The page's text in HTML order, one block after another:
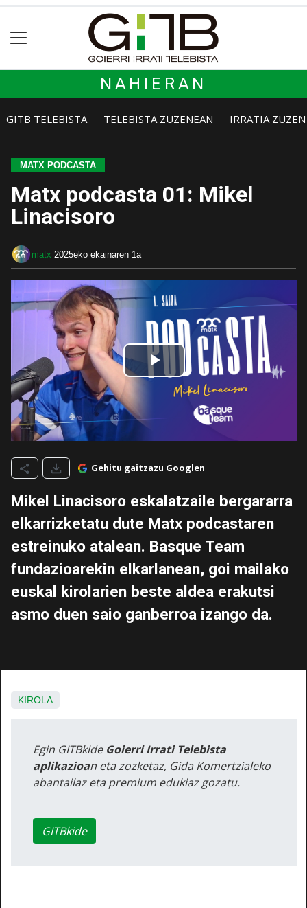
NAHIERAN
GITB TELEBISTA TELEBISTA ZUZENEAN IRRATIA
MATX PODCASTA
Matx podcasta 01: Mikel
Linacisoro
matx 2025eko ekainaren 1a
Gehitu gaitzazu Googlen
Mikel Linacisoro eskalatzaile bergararra
elkarrizketatu dute Matx podcastaren
estreinuko atalean. Basque Team
fundazioarekin elkarlanean, goi mailako
euskal kirolarien beste aldea erakutsi
asmo duen saio ganberroa izango da.
KIROLA
Egin GITBkide Goierri Irrati Telebista
aplikazioan eta zozketaz, Gida Komertzialeko
abantailaz eta premium edukiaz gozatu.
GITBkide